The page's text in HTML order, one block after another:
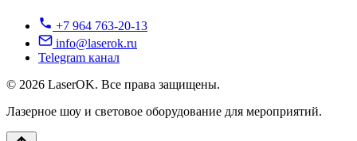
+7 964 763-20-13
info@laserok.ru
Telegram канал
© 2026 LaserOK. Все права защищены.
Лазерное шоу и световое оборудование для мероприятий.